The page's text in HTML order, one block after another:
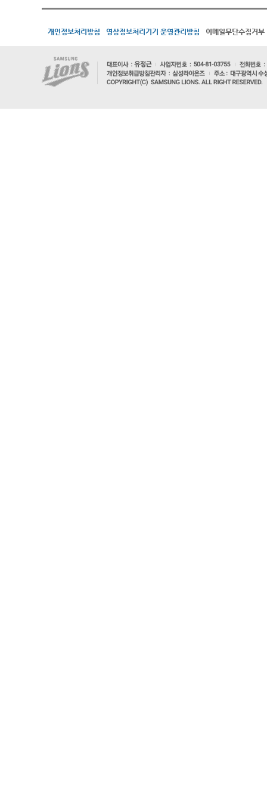
개인정보처리방침 영상정보처리기기 운영관리방침 이메일무단수집거부